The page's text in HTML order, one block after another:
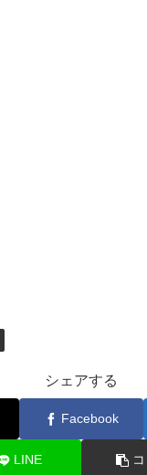
シェアする
Facebook
LINE